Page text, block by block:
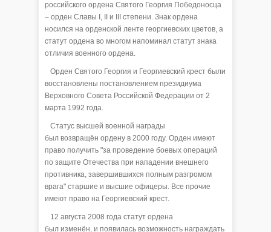
российского ордена Святого Георгия Победоносца
– орден Славы I, II и III степени. Знак ордена
носился на орденской ленте георгиевских цветов, а
статут ордена во многом напоминал статут знака
отличия военного ордена.
Орден Святого Георгия и Георгиевский крест были
восстановлены постановлением президиума
Верховного Совета Российской Федерации от 2
марта 1992 года.
Статус высшей военной награды
был возвращён ордену в 2000 году. Орден имеют
право получить "за проведение боевых операций
по защите Отечества при нападении внешнего
противника, завершившихся полным разгромом
врага" старшие и высшие офицеры. Все прочие
имеют право на Георгиевский крест.
12 августа 2008 года статут ордена
был изменён, и появилась возможность награждать